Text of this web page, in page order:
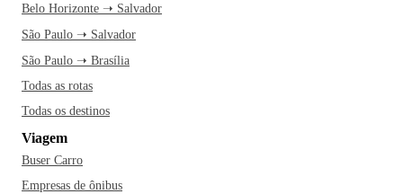
Belo Horizonte ➝ Salvador
São Paulo ➝ Salvador
São Paulo ➝ Brasília
Todas as rotas
Todas os destinos
Viagem
Buser Carro
Empresas de ônibus